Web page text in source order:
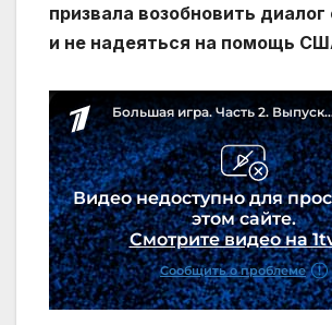
призвала возобновить
и не надеяться на помощь